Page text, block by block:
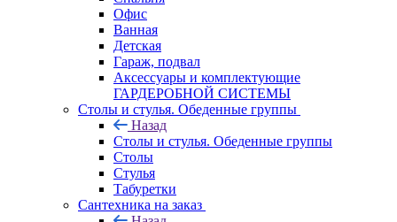
Офис
Ванная
Детская
Гараж, подвал
Аксессуары и комплектующие
ГАРДЕРОБНОЙ СИСТЕМЫ
Столы и стулья. Обеденные группы
Назад
Столы и стулья. Обеденные группы
Столы
Стулья
Табуретки
Сантехника на заказ